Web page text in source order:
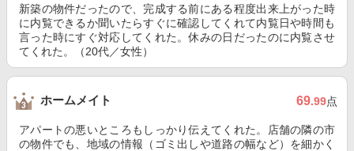
新築の物件だったので、完成する前にある程度出来上がった時
に内覧できるか聞いたらすぐに確認してくれて内覧日や時間も
言った時にすぐ対応してくれた。休みの日だったのに内覧させ
てくれた。（20代／女性）
ホームメイト 69.99点
アパートの悪いところもしっかり伝えてくれた。店舗の隣の市
の物件でも、地域の情報（ゴミ出しや道路の幅など）を細かく